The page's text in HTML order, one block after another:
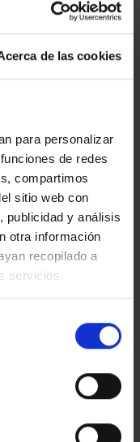
de las cookies
para personalizar
de redes
compartimos
sitio web con
publicidad y análisis
otra información
recopilado a
servicios.
ESCUDOS
4.280,00 €